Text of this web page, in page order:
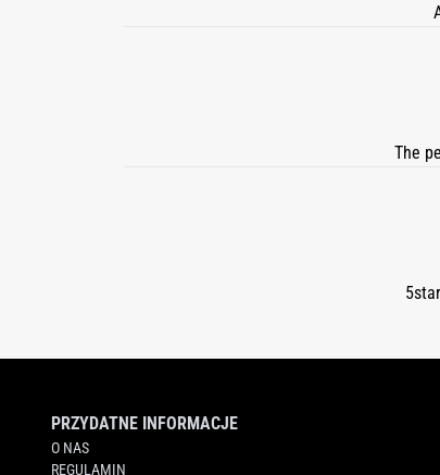
The
PRZYDATNE INFORMACJE
O NAS
REGULAMIN